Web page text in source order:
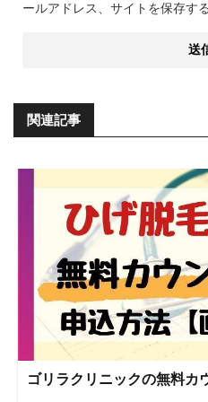
ールアドレス、サイトを保存する
関連記事
ゴリラクリニックの無料カ